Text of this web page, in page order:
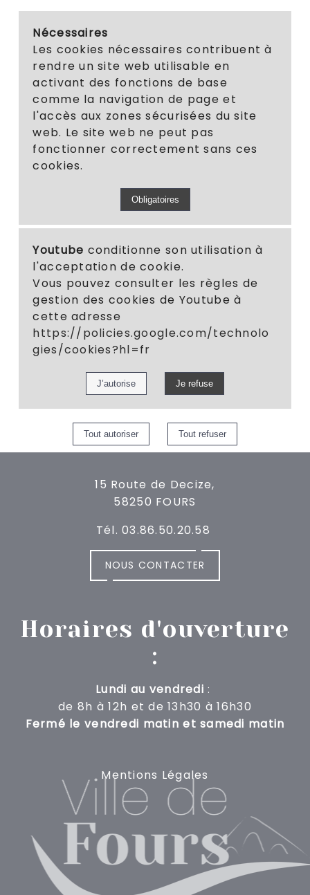
Nécessaires
Les cookies nécessaires contribuent à
rendre un site web utilisable en
activant des fonctions de base
comme la navigation de page et
l'accès aux zones sécurisées du site
web. Le site web ne peut pas
fonctionner correctement sans ces
cookies.
Youtube conditionne son utilisation à
l'acceptation de cookie.
Vous pouvez consulter les règles de
gestion des cookies de Youtube à
cette adresse
https://policies.google.com/technolo
gies/cookies?hl=fr
15 Route de Decize,
58250 FOURS
Tél. 03.86.50.20.58
NOUS CONTACTER
Horaires d'ouverture
:
Lundi au vendredi :
de 8h à 12h et de 13h30 à 16h30
Fermé le vendredi matin et samedi matin
Mentions Légales